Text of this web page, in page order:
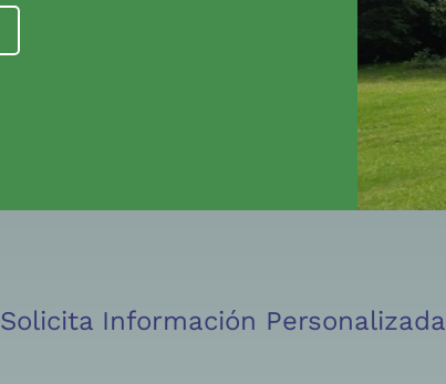
Solicita Información Personalizada